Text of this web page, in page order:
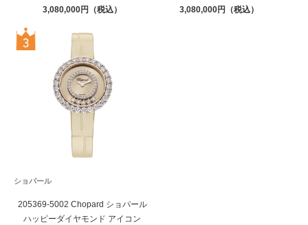
3,080,000 3,080,000
ショパール
205369-5002 Chopard ショパール
ハッピーダイヤモンド アイコン